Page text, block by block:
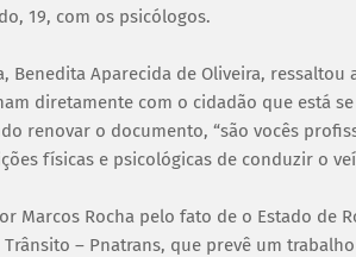
19, com os psicólogos.
Benedita Aparecida de Oliveira,
diretamente com o cidadão que está
renovar o documento, “são vocês
físicas e psicológicas de conduzir o
Marcos Rocha pelo fato de o Estado de
Trânsito – Pnatrans, que prevê um